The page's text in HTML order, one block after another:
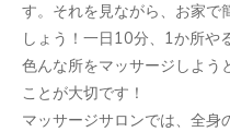
す。それを見ながら、お家で
しょう！一日10分、1か所や
色んな所をマッサージしよう
ことが大切です！
マッサージサロンでは、全身